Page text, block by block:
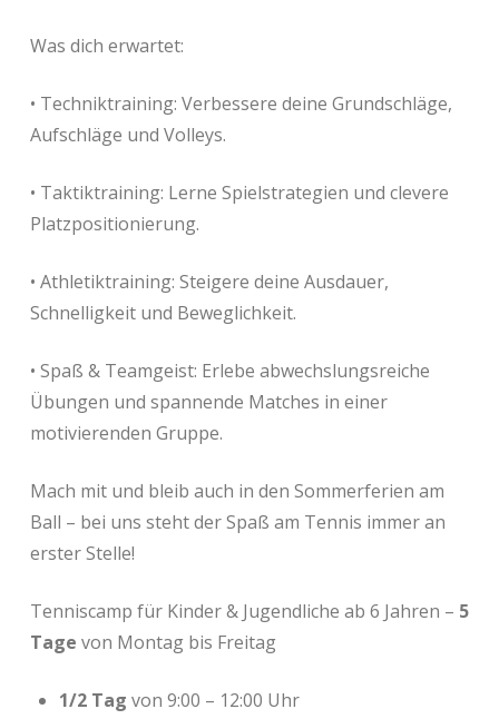
Was dich erwartet:
• Techniktraining: Verbessere deine Grundschläge,
Aufschläge und Volleys.
• Taktiktraining: Lerne Spielstrategien und clevere
Platzpositionierung.
• Athletiktraining: Steigere deine Ausdauer,
Schnelligkeit und Beweglichkeit.
• Spaß & Teamgeist: Erlebe abwechslungsreiche
Übungen und spannende Matches in einer
motivierenden Gruppe.
Mach mit und bleib auch in den Sommerferien am
Ball – bei uns steht der Spaß am Tennis immer an
erster Stelle!
Tenniscamp für Kinder & Jugendliche ab 6 Jahren – 5
Tage von Montag bis Freitag
1/2 Tag von 9:00 – 12:00 Uhr